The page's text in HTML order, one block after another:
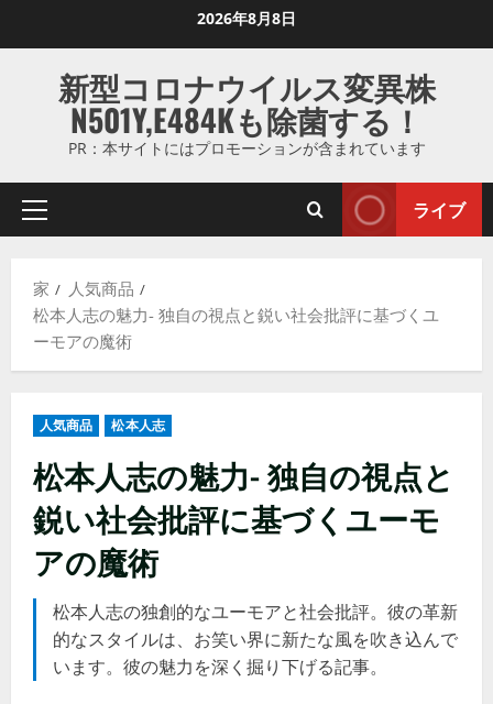
ス
ッ
2026年8月8日
新型コロナウイルス変異株
N501Y,E484Kも除菌する！
PR：本サイトにはプロモーションが含まれています
プ
マ
リ
ー
ライブ
家
人気商品
松本人志の魅力- 独自の視点と鋭い社会批評に基づくユ
ーモアの魔術
人気商品 松本人志
松本人志の魅力- 独自の視点と
鋭い社会批評に基づくユーモ
アの魔術
松本人志の独創的なユーモアと社会批評。彼の革新
的なスタイルは、お笑い界に新たな風を吹き込んで
います。彼の魅力を深く掘り下げる記事。